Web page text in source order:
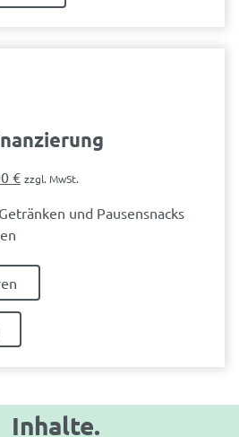
€
€Aktueller
ist:
zzgl. MwSt.
und Pausensnacks
Inhalte.